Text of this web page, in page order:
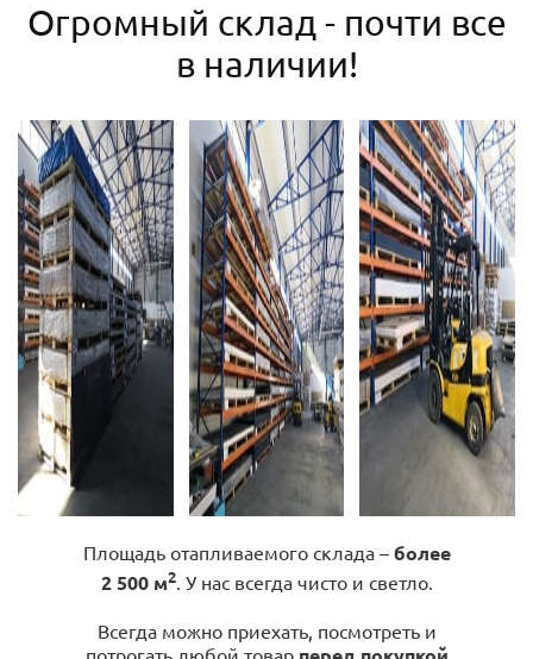
Огромный склад - почти все
в наличии!
Площадь отапливаемого склада – более
2 500 м2. У нас всегда чисто и светло.
Всегда можно приехать, посмотреть и